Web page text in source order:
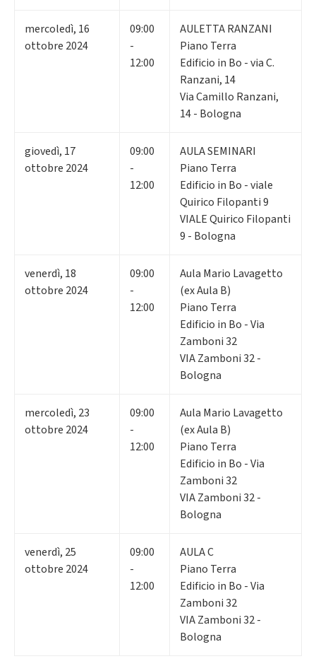
mercoledì, 16
ottobre 2024
09:00
-
12:00
AULETTA RANZANI
Piano Terra
Edificio in Bo - via C.
Ranzani, 14
Via Camillo Ranzani,
14 - Bologna
giovedì, 17
ottobre 2024
09:00
-
12:00
AULA SEMINARI
Piano Terra
Edificio in Bo - viale
Quirico Filopanti 9
VIALE Quirico Filopanti
9 - Bologna
venerdì, 18
ottobre 2024
09:00
-
12:00
Aula Mario Lavagetto
(ex Aula B)
Piano Terra
Edificio in Bo - Via
Zamboni 32
VIA Zamboni 32 -
Bologna
mercoledì, 23
ottobre 2024
09:00
-
12:00
Aula Mario Lavagetto
(ex Aula B)
Piano Terra
Edificio in Bo - Via
Zamboni 32
VIA Zamboni 32 -
Bologna
venerdì, 25
ottobre 2024
09:00
-
12:00
AULA C
Piano Terra
Edificio in Bo - Via
Zamboni 32
VIA Zamboni 32 -
Bologna